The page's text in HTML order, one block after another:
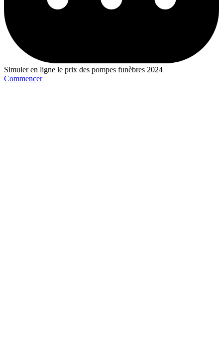
Simuler en ligne le prix des pompes funèbres 2024
Commencer